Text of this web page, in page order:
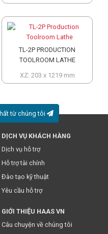
TL-2P PRODUCTION
TOOLROOM LATHE
XZ: 203 x 1219 mm
từ chúng tôi
bạn chấp nhậnchính sách
chúng tôi.
DỊCH VỤ KHÁCH HÀNG
Dịch vụ hỗ trợ
Hỗ trợ tài chính
Đào tạo kỹ thuật
Yêu cầu hỗ trợ
GIỚI THIỆU HAAS VN
Câu chuyện về chúng tôi